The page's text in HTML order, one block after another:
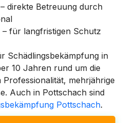
direkte Betreuung durch
für langfristigen Schutz
Schädlingsbekämpfung in
10 Jahren rund um die
mehrjährige
Auch in Pottschach sind
Pottschach.